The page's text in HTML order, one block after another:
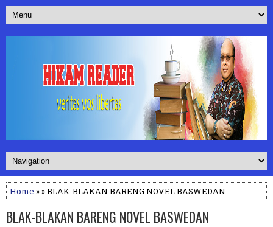
Home » » BLAK-BLAKAN BARENG NOVEL BASWEDAN
BLAK-BLAKAN BARENG NOVEL BASWEDAN